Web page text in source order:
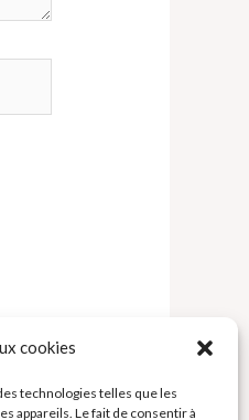
cookies
technologies telles que les
appareils. Le fait de consentir à